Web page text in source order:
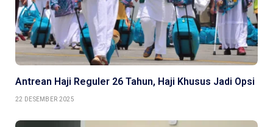
Antrean Haji Reguler 26 Tahun, Haji Khusus Jadi Opsi
22 DESEMBER 2025